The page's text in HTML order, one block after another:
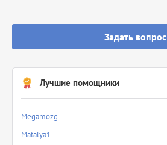
Задать вопрос
Лучшие помощники
Megamozg
Matalya1